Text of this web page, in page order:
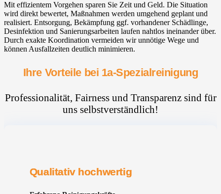
Mit effizientem Vorgehen sparen Sie Zeit und Geld. Die Situation
wird direkt bewertet, Maßnahmen werden umgehend geplant und
realisiert. Entsorgung, Bekämpfung ggf. vorhandener Schädlinge,
Desinfektion und Sanierungsarbeiten laufen nahtlos ineinander über.
Durch exakte Koordination vermeiden wir unnötige Wege und
können Ausfallzeiten deutlich minimieren.
Ihre Vorteile bei 1a-Spezialreinigung
Professionalität, Fairness und Transparenz sind für
uns selbstverständlich!
Qualitativ hochwertig